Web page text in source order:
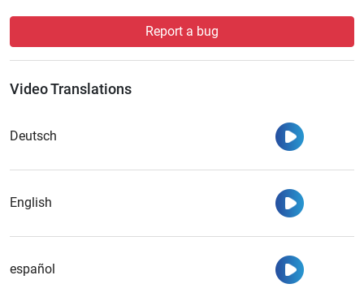
Report a bug
Video Translations
Deutsch
English
español